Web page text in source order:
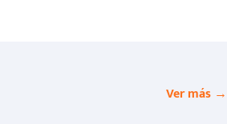
Ver más →